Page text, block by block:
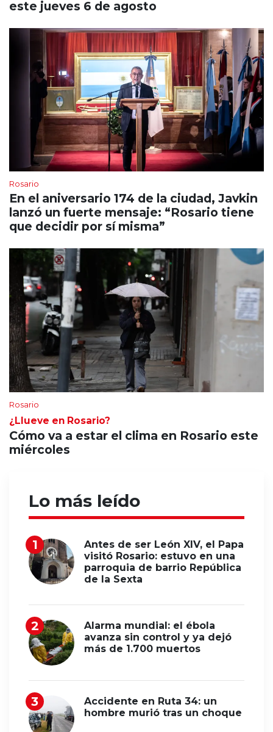
este jueves 6 de agosto
Rosario
En el aniversario 174 de la ciudad, Javkin
lanzó un fuerte mensaje: “Rosario tiene
que decidir por sí misma”
Rosario
¿Llueve en Rosario?
Cómo va a estar el clima en Rosario este
miércoles
Lo más leído
Antes de ser León XIV, el Papa
visitó Rosario: estuvo en una
parroquia de barrio República
de la Sexta
Alarma mundial: el ébola
avanza sin control y ya dejó
más de 1.700 muertos
Accidente en Ruta 34: un
hombre murió tras un choque